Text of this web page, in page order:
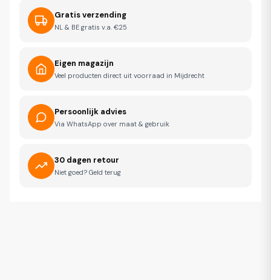
Gratis verzending
NL & BE gratis v.a. €25
Eigen magazijn
Veel producten direct uit voorraad in Mijdrecht
Persoonlijk advies
Via WhatsApp over maat & gebruik
30 dagen retour
Niet goed? Geld terug